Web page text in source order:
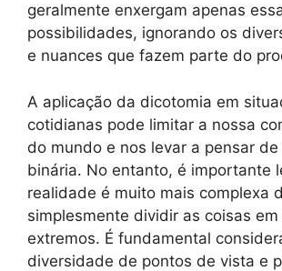
geralmente enxergam apenas
possibilidades, ignorando os
e nuances que fazem parte do
A aplicação da dicotomia em
cotidianas pode limitar a nossa
do mundo e nos levar a pensar de
binária. No entanto, é importante
realidade é muito mais complexa
simplesmente dividir as coisas em
extremos. É fundamental
diversidade de pontos de vista e